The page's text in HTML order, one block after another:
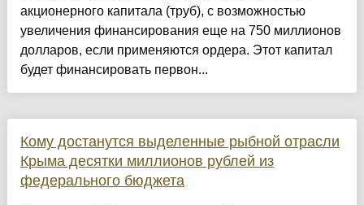
акционерного капитала (труб), с возможностью
увеличения финансирования еще на 750 миллионов
долларов, если применяются ордера. Этот капитал
будет финансировать первон...
Кому достанутся выделенные рыбной отрасли
Крыма десятки миллионов рублей из
федерального бюджета